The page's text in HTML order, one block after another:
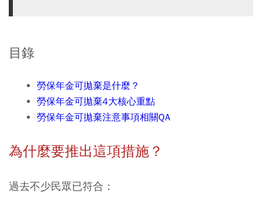
目錄
勞保年金可拋棄是什麼？
勞保年金可拋棄4大核心重點
勞保年金可拋棄注意事項相關QA
為什麼要推出這項措施？
過去不少民眾已符合：